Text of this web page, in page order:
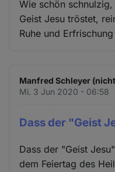
Wie schön
Geist Jesu tröstet,
Ruhe und
Manfred Schleyer
Mi. 3 Jun 2020 - 06:58
Dass der "Geist
Dass der "Geist
dem Feiertag des